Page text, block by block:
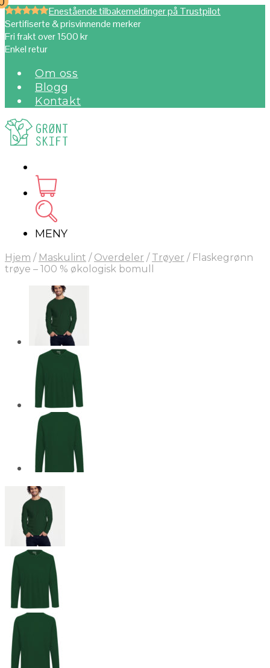
Enestående tilbakemeldinger på Trustpilot
Sertifiserte & prisvinnende merker
Fri frakt over 1500 kr
Enkel retur
Om oss
Blogg
Kontakt
MENY
Hjem / Maskulint / Overdeler / Trøyer /Flaskegrønn
trøye – 100 % økologisk bomull